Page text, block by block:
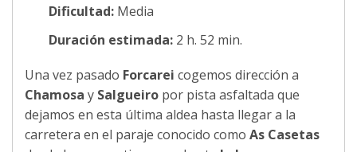
Dificultad: Media
Duración estimada: 2 h. 52 min.
Una vez pasado Forcarei cogemos dirección a
Chamosa y Salgueiro por pista asfaltada que
dejamos en esta última aldea hasta llegar a la
carretera en el paraje conocido como As Casetas